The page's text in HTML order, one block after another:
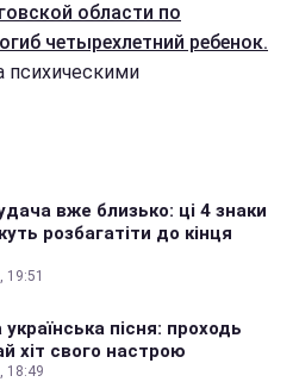
области по
четырехлетний ребенок.
психическими
вже близько: ці 4 знаки
розбагатіти до кінця
19:51
пісня: проходь
хіт свого настрою
18:49